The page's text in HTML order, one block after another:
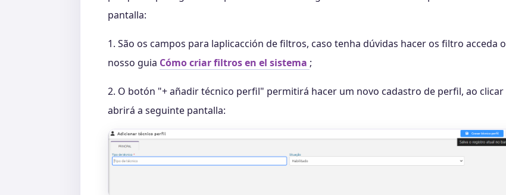
pantalla:
1. São os campos para laplicacción de filtros, caso tenha dúvidas hacer os filtro acceda o
nosso guia Cómo criar filtros en el sistema ;
2. O botón "+ añadir técnico perfil" permitirá hacer um novo cadastro de perfil, ao clicar
abrirá a seguinte pantalla: